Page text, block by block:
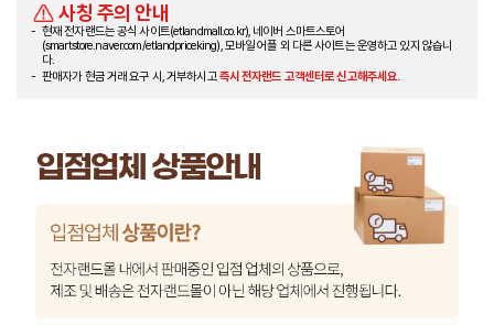
사칭 주의 안내
현재 전자랜드는 공식 사이트(etlandmall.co.kr), 네이버 스마트스토어
(smartstore.naver.com/etlandpriceking), 모바일 어플 외 다른 사이트는 운영하고 있지 않습니
다.
판매자가 현금 거래 요구 시, 거부하시고즉시 전자랜드 고객센터로 신고해주세요.